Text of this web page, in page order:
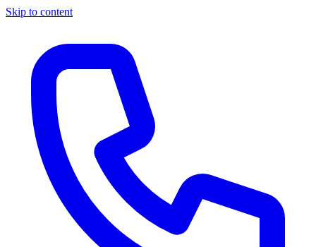
Skip to content